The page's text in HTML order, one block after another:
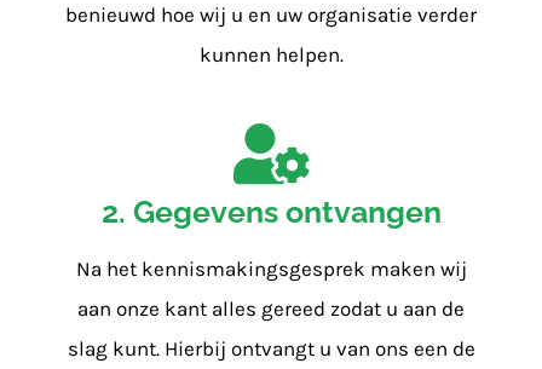
benieuwd hoe wij u en uw organisatie verder
kunnen helpen.
2. Gegevens ontvangen
Na het kennismakingsgesprek maken wij
aan onze kant alles gereed zodat u aan de
slag kunt. Hierbij ontvangt u van ons een de